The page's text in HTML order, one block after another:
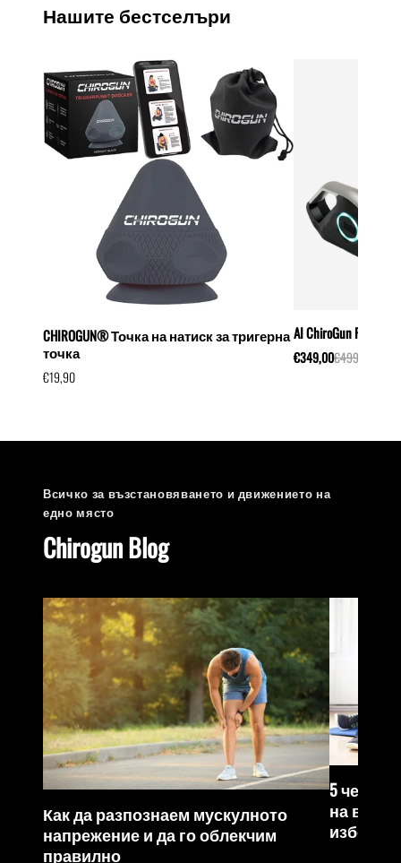
Нашите бестселъри
CHIROGUN® Точка на натиск за тригерна
точка
€19,90
AI ChiroGun
€349,00€499,00
Всичко за възстановяването и движението на
едно място
Chirogun Blog
Как да разпознаем мускулното
напрежение и да го облекчим
правилно
5 често
на